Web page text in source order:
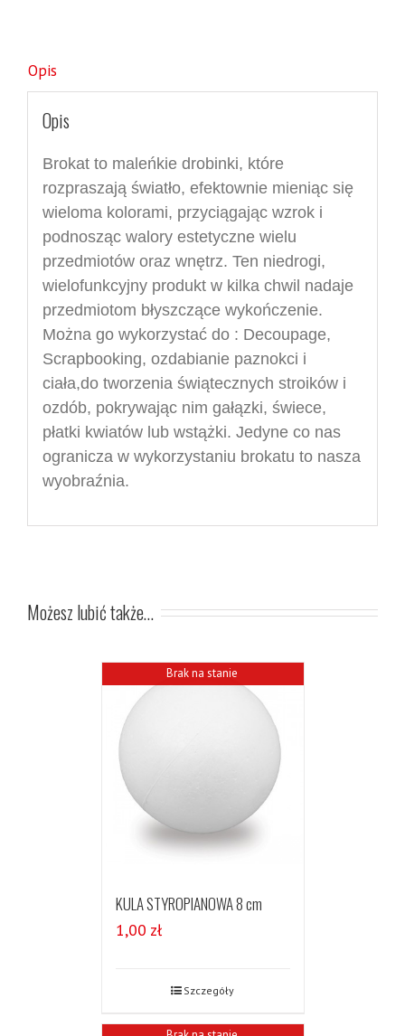
Opis
Opis
Brokat to maleńkie drobinki, które
rozpraszają światło, efektownie mieniąc się
wieloma kolorami, przyciągając wzrok i
podnosząc walory estetyczne wielu
przedmiotów oraz wnętrz. Ten niedrogi,
wielofunkcyjny produkt w kilka chwil nadaje
przedmiotom błyszczące wykończenie.
Można go wykorzystać do : Decoupage,
Scrapbooking, ozdabianie paznokci i
ciała,do tworzenia świątecznych stroików i
ozdób, pokrywając nim gałązki, świece,
płatki kwiatów lub wstążki. Jedyne co nas
ogranicza w wykorzystaniu brokatu to nasza
wyobraźnia.
Możesz lubić także…
Brak na stanie
KULA STYROPIANOWA 8 cm
1,00 zł
Szczegóły